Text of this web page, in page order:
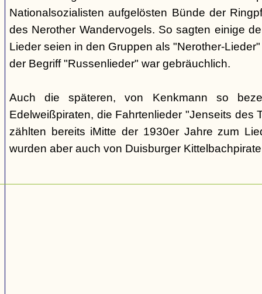
Nationalsozialisten aufgelösten Bünde der
des Nerother Wandervogels. So sagten einige
Lieder seien in den Gruppen als "Nerother-
der Begriff "Russenlieder" war gebräuchlich.
Auch die späteren, von Kenkmann so
Edelweißpiraten, die Fahrtenlieder "Jenseits des
zählten bereits iMitte der 1930er Jahre zum
wurden aber auch von Duisburger